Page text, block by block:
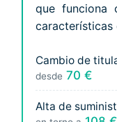
que funciona
características
Cambio de
desde 70 €
Alta de